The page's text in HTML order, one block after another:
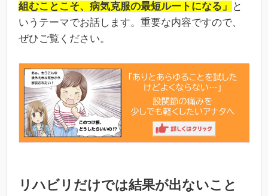
組むことこそ、病気克服の最短ルートになる」
と
いうテーマでお話します。重要な内容ですので、
ぜひご覧ください。
リハビリだけでは結果が出ないこと